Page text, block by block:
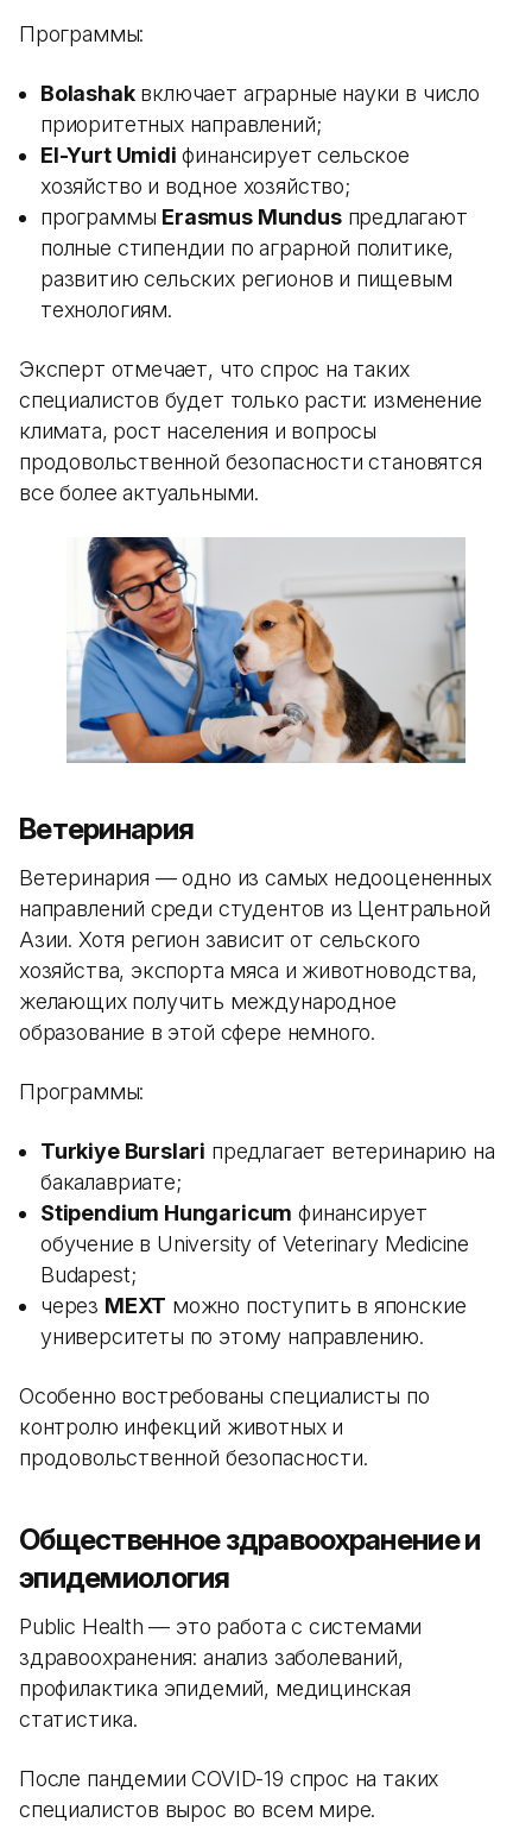
Программы:
Bolashakвключает аграрные науки в число
приоритетных направлений;
El-Yurt Umidi финансирует сельское
хозяйство и водное хозяйство;
программы Erasmus Mundusпредлагают
полные стипендии по аграрной политике,
развитию сельских регионов и пищевым
технологиям.
Эксперт отмечает, что спрос на таких
специалистов будет только расти: изменение
климата, рост населения и вопросы
продовольственной безопасности становятся
все более актуальными.
Ветеринария
Ветеринария — одно из самых недооцененных
направлений среди студентов из Центральной
Азии. Хотя регион зависит от сельского
хозяйства, экспорта мяса и животноводства,
желающих получить международное
образование в этой сфере немного.
Программы:
Turkiye Burslari предлагает ветеринарию на
бакалавриате;
Stipendium Hungaricum финансирует
обучение в University of Veterinary Medicine
Budapest;
через MEXT можно поступить в японские
университеты по этому направлению.
Особенно востребованы специалисты по
контролю инфекций животных и
продовольственной безопасности.
Общественное здравоохранение и
эпидемиология
Public Health — это работа с системами
здравоохранения: анализ заболеваний,
профилактика эпидемий, медицинская
статистика.
После пандемии COVID-19 спрос на таких
специалистов вырос во всем мире.